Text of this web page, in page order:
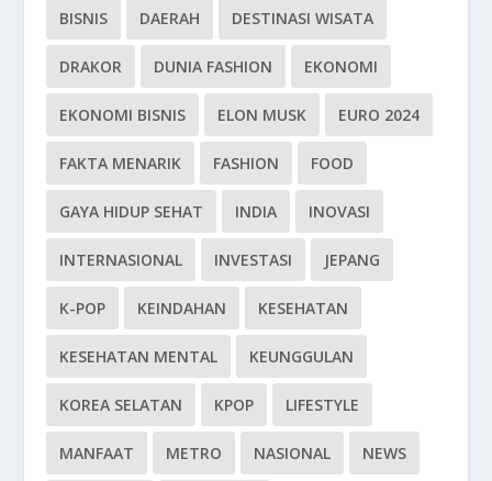
BISNIS DAERAH DESTINASI WISATA
DRAKOR DUNIA FASHION EKONOMI
EKONOMI BISNIS ELON MUSK EURO 2024
FAKTA MENARIK FASHION FOOD
GAYA HIDUP SEHAT INDIA INOVASI
INTERNASIONAL INVESTASI JEPANG
K-POP KEINDAHAN KESEHATAN
KESEHATAN MENTAL KEUNGGULAN
KOREA SELATAN KPOP LIFESTYLE
MANFAAT METRO NASIONAL NEWS